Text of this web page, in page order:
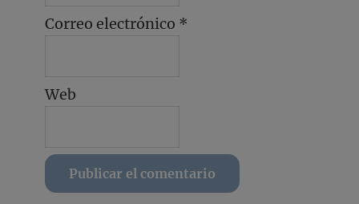
Correo electrónico *
Web